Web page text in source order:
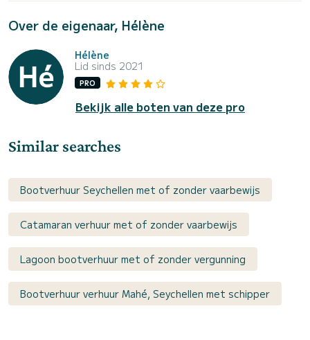
Over de eigenaar, Hélène
Hélène
Lid sinds 2021
PRO
Bekijk alle boten van deze pro
Similar searches
Bootverhuur Seychellen met of zonder vaarbewijs
Catamaran verhuur met of zonder vaarbewijs
Lagoon bootverhuur met of zonder vergunning
Bootverhuur verhuur Mahé, Seychellen met schipper